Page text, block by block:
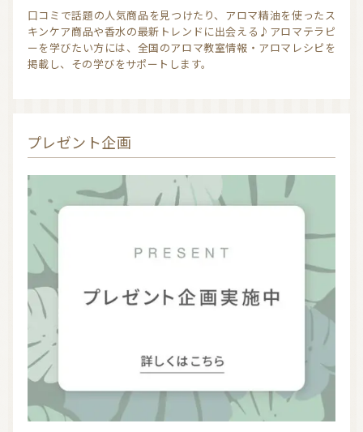
アロマ雑貨 ファブリックスプレー
アロマサプリメント 基材 アロマ蒸留所への旅
お問い合わせ
利用規約
プライバシーポリシー
口コミで話題の人気商品を見つけたり、アロマ精油を使ったス
キンケア商品や香水の最新トレンドに出会える♪アロマテラピ
ーを学びたい方には、全国のアロマ教室情報・アロマレシピを
掲載し、その学びをサポートします。
プレゼント企画